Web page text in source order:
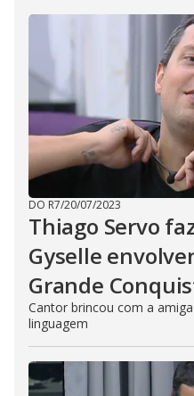
DO R7/20/07/2023
Thiago Servo
Gyselle
Grande
Cantor brincou com a
linguagem